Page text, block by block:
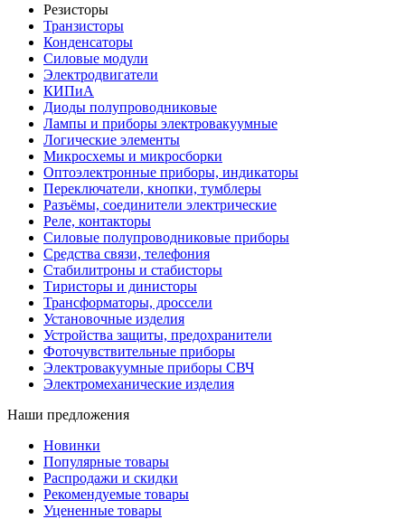
Резисторы
Транзисторы
Конденсаторы
Силовые модули
Электродвигатели
КИПиА
Диоды полупроводниковые
Лампы и приборы электровакуумные
Логические элементы
Микросхемы и микросборки
Оптоэлектронные приборы, индикаторы
Переключатели, кнопки, тумблеры
Разъёмы, соединители электрические
Реле, контакторы
Силовые полупроводниковые приборы
Средства связи, телефония
Стабилитроны и стабисторы
Тиристоры и динисторы
Трансформаторы, дроссели
Установочные изделия
Устройства защиты, предохранители
Фоточувствительные приборы
Электровакуумные приборы СВЧ
Электромеханические изделия
Наши предложения
Новинки
Популярные товары
Распродажи и скидки
Рекомендуемые товары
Уцененные товары